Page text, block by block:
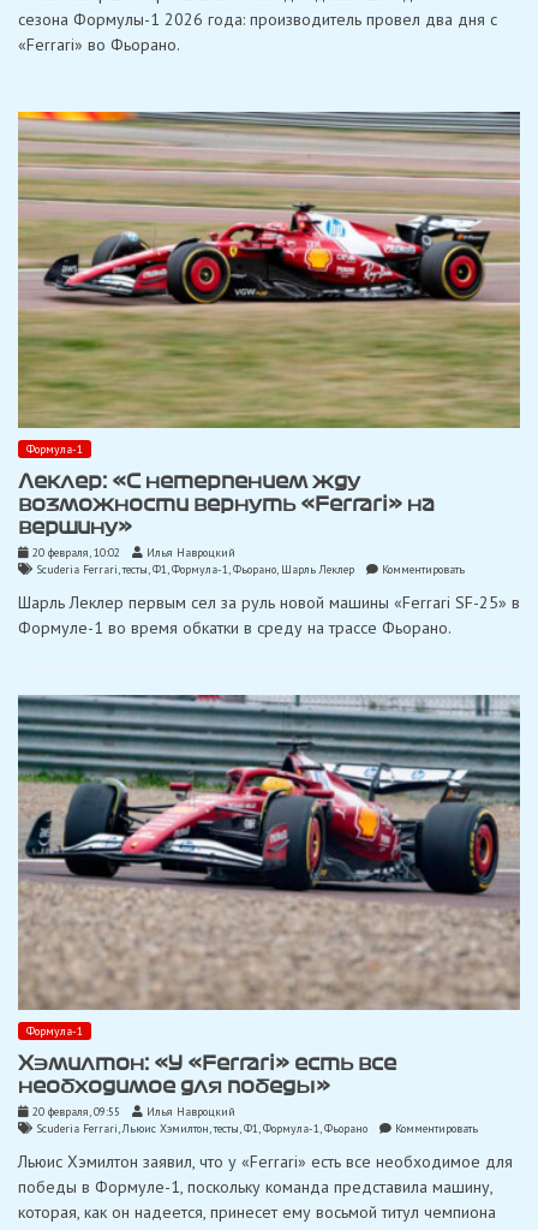
Фьорано:
на
2026
год
сезона Формулы-1 2026 года: производитель провел два дня с
«Ferrari» во Фьорано.
Формула-1
Леклер: «С нетерпением жду
возможности вернуть «Ferrari» на
вершину»
20 февраля, 10:02
Илья Навроцкий
Scuderia Ferrari,тесты,Ф1,Формула-1,Фьорано, Шарль Леклер Комментироватьon
«С
на
вершину»
Шарль Леклер первым сел за руль новой машины «Ferrari SF-25» в
Формуле-1 во время обкатки в среду на трассе Фьорано.
Формула-1
Хэмилтон: «У «Ferrari» есть все
необходимое для победы»
20 февраля, 09:55
Илья Навроцкий
Scuderia Ferrari,Льюис Хэмилтон,тесты,Ф1,Формула-1,Фьорано Комментироватьon
«У
есть
все
Льюис Хэмилтон заявил, что у «Ferrari» есть все необходимое для
победы в Формуле-1, поскольку команда представила машину,
которая, как он надеется, принесет ему восьмой титул чемпиона